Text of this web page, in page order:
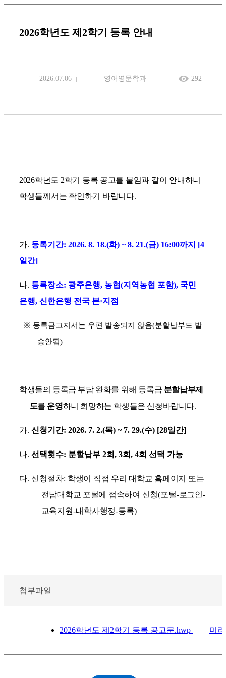
2026학년도 제2학기 등록 안내
2026.07.06 영어영문학과 292
2026학년도 2학기 등록 공고를 붙임과 같이 안내하니
학생들께서는 확인하기 바랍니다.
가. 등록기간: 2026. 8. 18.(화) ~ 8. 21.(금) 16:00까지 [4
일간]
나. 등록장소: 광주은행, 농협(지역농협 포함), 국민
은행, 신한은행 전국 본·지점
※ 등록금고지서는 우편 발송되지 않음(분할납부도 발
송안됨)
학생들의 등록금 부담 완화를 위해 등록금 분할납부제
도를 운영하니 희망하는 학생들은 신청바랍니다.
가. 신청기간: 2026. 7. 2.(목) ~ 7. 29.(수) [28일간]
나. 선택횟수: 분할납부 2회, 3회, 4회 선택 가능
다. 신청절차: 학생이 직접 우리 대학교 홈페이지 또는
전남대학교 포털에 접속하여 신청(포털-로그인-
교육지원-내학사행정-등록)
첨부파일
2026학년도 제2학기 등록 공고문.hwp 미